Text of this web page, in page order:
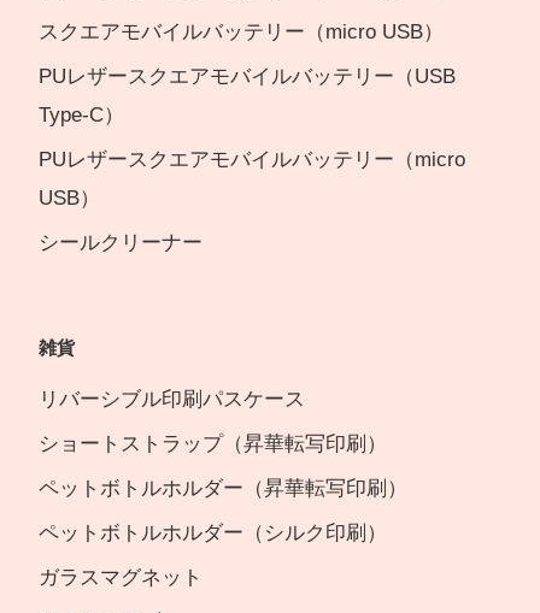
スクエアモバイルバッテリー（micro USB）
PUレザースクエアモバイルバッテリー（USB
Type-C）
PUレザースクエアモバイルバッテリー（micro
USB）
シールクリーナー
雑貨
リバーシブル印刷パスケース
ショートストラップ（昇華転写印刷）
ペットボトルホルダー（昇華転写印刷）
ペットボトルホルダー（シルク印刷）
ガラスマグネット